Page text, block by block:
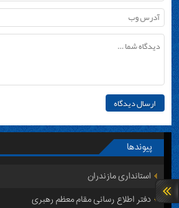
پیوندها
استانداری مازندران
دفتر اطلاع رسانی مقام معظم رهبری